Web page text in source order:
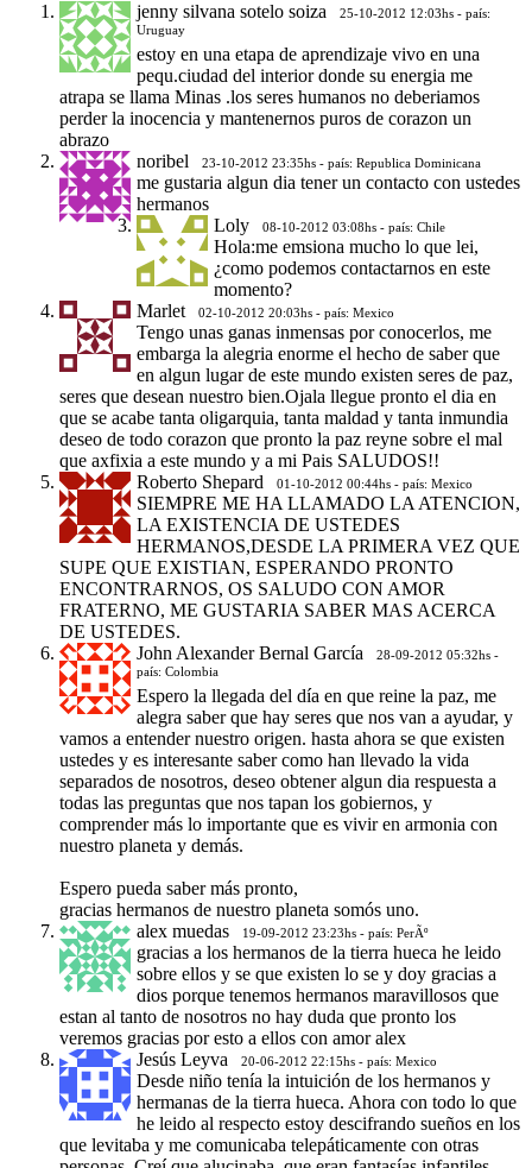
jenny silvana sotelo soiza 25-10-2012 12:03hs - país:
Uruguay
estoy en una etapa de aprendizaje vivo en una
pequ.ciudad del interior donde su energia me
atrapa se llama Minas .los seres humanos no deberiamos
perder la inocencia y mantenernos puros de corazon un
abrazo
noribel
23-10-2012 23:35hs - país: Republica Dominicana
me gustaria algun dia tener un contacto con ustedes
hermanos
Loly
08-10-2012 03:08hs - país: Chile
Hola:me emsiona mucho lo que lei,
¿como podemos contactarnos en este
momento?
Marlet
02-10-2012 20:03hs - país: Mexico
Tengo unas ganas inmensas por conocerlos, me
embarga la alegria enorme el hecho de saber que
en algun lugar de este mundo existen seres de paz,
seres que desean nuestro bien.Ojala llegue pronto el dia en
que se acabe tanta oligarquia, tanta maldad y tanta inmundia
deseo de todo corazon que pronto la paz reyne sobre el mal
que axfixia a este mundo y a mi Pais SALUDOS!!
Roberto Shepard
01-10-2012 00:44hs - país: Mexico
SIEMPRE ME HA LLAMADO LA ATENCION,
LA EXISTENCIA DE USTEDES
HERMANOS,DESDE LA PRIMERA VEZ QUE
SUPE QUE EXISTIAN, ESPERANDO PRONTO
ENCONTRARNOS, OS SALUDO CON AMOR
FRATERNO, ME GUSTARIA SABER MAS ACERCA
DE USTEDES.
John Alexander Bernal García
28-09-2012 05:32hs -
país: Colombia
Espero la llegada del día en que reine la paz, me
alegra saber que hay seres que nos van a ayudar, y
vamos a entender nuestro origen. hasta ahora se que existen
ustedes y es interesante saber como han llevado la vida
separados de nosotros, deseo obtener algun dia respuesta a
todas las preguntas que nos tapan los gobiernos, y
comprender más lo importante que es vivir en armonia con
nuestro planeta y demás.
Espero pueda saber más pronto,
gracias hermanos de nuestro planeta somós uno.
alex muedas
19-09-2012 23:23hs - país: PerÃº
gracias a los hermanos de la tierra hueca he leido
sobre ellos y se que existen lo se y doy gracias a
dios porque tenemos hermanos maravillosos que
estan al tanto de nosotros no hay duda que pronto los
veremos gracias por esto a ellos con amor alex
Jesús Leyva
20-06-2012 22:15hs - país: Mexico
Desde niño tenía la intuición de los hermanos y
hermanas de la tierra hueca. Ahora con todo lo que
he leido al respecto estoy descifrando sueños en los
que levitaba y me comunicaba telepáticamente con otras